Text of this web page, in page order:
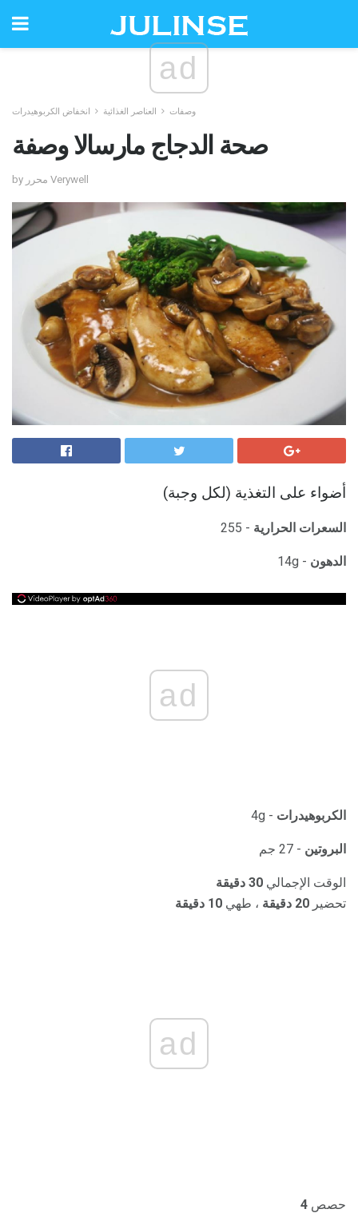
ad
وصفات العناصر الغذائية انخفاض الكربوهيدرات
صحة الدجاج مارسالا وصفة
by محرر Verywell
أضواء على التغذية (لكل وجبة)
السعرات الحرارية - 255
الدهون - 14g
ad
الكربوهيدرات - 4g
البروتين - 27 جم
الوقت الإجمالي 30 دقيقة
تحضير 20 دقيقة ، طهي 10 دقيقة
ad
حصص 4